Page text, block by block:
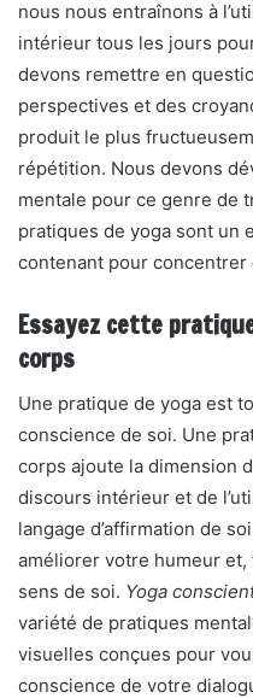
nous nous entraînons à
intérieur tous les jours
devons remettre en
perspectives et des
produit le plus
répétition. Nous devons
mentale pour ce genre de
pratiques de yoga sont un
contenant pour concentrer
Essayez cette
corps
Une pratique de yoga est
conscience de soi. Une
corps ajoute la dimension
discours intérieur et de
langage d’affirmation de
améliorer votre humeur
sens de soi. Yoga
variété de pratiques
visuelles conçues pour
conscience de votre